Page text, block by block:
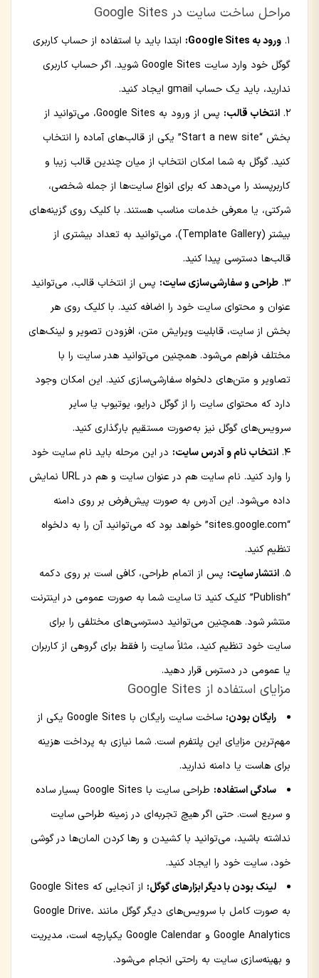
مراحل ساخت سایت در Google Sites
ورود به Google Sites:
ابتدا باید با استفاده از حساب کاربری
گوگل خود وارد سایت Google Sites شوید. اگر حساب کاربری
ندارید، باید یک حساب gmail ایجاد کنید.
انتخاب قالب:
پس از ورود به Google Sites، می‌توانید از
بخش “Start a new site” یکی از قالب‌های آماده را انتخاب
کنید. گوگل به شما امکان انتخاب از میان چندین قالب زیبا و
کاربرپسند را می‌دهد که برای انواع سایت‌ها از جمله شخصی،
شرکتی، یا معرفی خدمات مناسب هستند. با کلیک روی گزینه‌های
بیشتر (Template Gallery)، می‌توانید به تعداد بیشتری از
قالب‌ها دسترسی پیدا کنید.
طراحی و سفارشی‌سازی سایت: پس از انتخاب قالب، می‌توانید
عنوان و محتوای سایت خود را اضافه کنید. با کلیک روی هر
بخش از سایت، قابلیت ویرایش متن، افزودن تصویر و لینک‌های
مختلف فراهم می‌شود. همچنین می‌توانید هدر سایت را با
تصاویر و متن‌های دلخواه سفارشی‌سازی کنید. این امکان وجود
دارد که محتوای سایت را از گوگل درایو، یوتیوب یا سایر
سرویس‌های گوگل نیز به‌صورت مستقیم بارگذاری کنید.
انتخاب نام و آدرس سایت: در این مرحله باید نام سایت خود
را وارد کنید. نام سایت هم در عنوان سایت و هم در URL نمایش
داده می‌شود. این آدرس به صورت پیش‌فرض بر روی دامنه
“sites.google.com” خواهد بود که می‌توانید آن را به دلخواه
تنظیم کنید.
انتشار سایت: پس از اتمام طراحی، کافی است بر روی دکمه
“Publish” کلیک کنید تا سایت شما به صورت عمومی در اینترنت
منتشر شود. همچنین می‌توانید دسترسی‌های مختلفی را برای
سایت خود تنظیم کنید، مثلاً سایت را فقط برای گروهی از کاربران
یا عمومی در دسترس قرار دهید.
مزایای استفاده از Google Sites
رایگان بودن:
ساخت سایت رایگان با Google Sites یکی از
مهم‌ترین مزایای این پلتفرم است. شما نیازی به پرداخت هزینه
برای هاست یا دامنه ندارید.
سادگی استفاده:
طراحی سایت با Google Sites بسیار ساده
و سریع است. حتی اگر هیچ تجربه‌ای در زمینه طراحی سایت
نداشته باشید، می‌توانید با کشیدن و رها کردن المان‌ها در گوشی
خود، سایت خود را ایجاد کنید.
لینک بودن با دیگر ابزارهای گوگل:
از آنجایی که Google Sites
به صورت کامل با سرویس‌های دیگر گوگل مانند Google Drive،
Google Analytics و Google Calendar یکپارچه است، مدیریت
و بهینه‌سازی سایت به راحتی انجام می‌شود.